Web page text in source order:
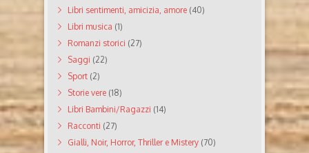
Libri sentimenti, amicizia, amore (40)
Libri musica (1)
Romanzi storici (27)
Saggi (22)
Sport (2)
Storie vere (18)
Libri Bambini/Ragazzi (14)
Racconti (27)
Gialli, Noir, Horror, Thriller e Mistery (70)